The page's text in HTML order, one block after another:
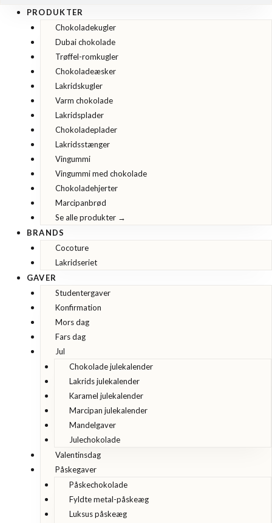
PRODUKTER
Chokoladekugler
Dubai chokolade
Trøffel-romkugler
Chokoladeæsker
Lakridskugler
Varm chokolade
Lakridsplader
Chokoladeplader
Lakridsstænger
Vingummi
Vingummi med chokolade
Chokoladehjerter
Marcipanbrød
Se alle produkter →
BRANDS
Cocoture
Lakridseriet
GAVER
Studentergaver
Konfirmation
Mors dag
Fars dag
Jul
Chokolade julekalender
Lakrids julekalender
Karamel julekalender
Marcipan julekalender
Mandelgaver
Julechokolade
Valentinsdag
Påskegaver
Påskechokolade
Fyldte metal-påskeæg
Luksus påskeæg